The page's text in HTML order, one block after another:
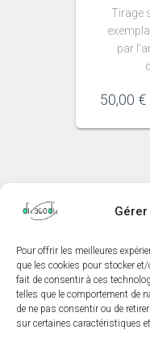
Pour offrir les meilleures
que les cookies pour stocker
fait de consentir à ces
telles que le comportement de
de ne pas consentir ou de
sur certaines caractéristiques
Tirage
par
50,00 €
AUTEUR
MON COMPTE